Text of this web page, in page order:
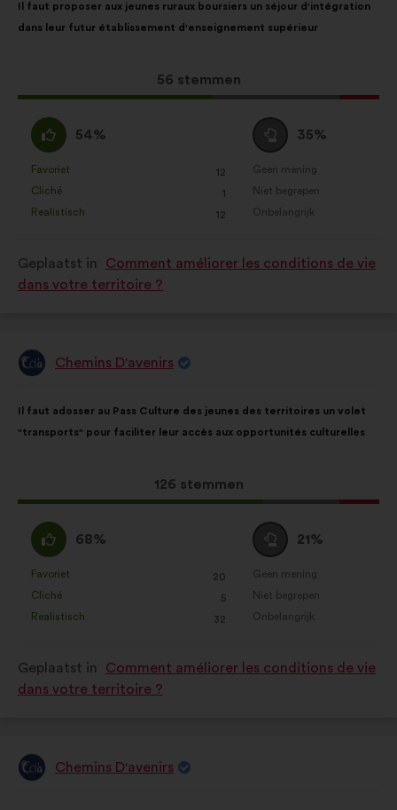
van
het
Il faut proposer aux jeunes ruraux boursiers un séjour d'intégration
dans leur futur établissement d'enseignement supérieur
Dit
voorstel
56 stemmen
de
volgende
Mee
eens
:
54%
als:
Favoriet
: 12
keer
Cliché
: 1
keer
Realistisch
: 12
keer
Neutraal
:
35%
als:
Geen mening
:keer
Niet begrepen
:keer
Onbelangrijk
:keer
Geplaatst in
Comment améliorer les conditions de vie
dans votre territoire ?
VoorstelChemins D'avenirs
van
het
Il faut adosser au Pass Culture des jeunes des territoires un volet
"transports" pour faciliter leur accès aux opportunités culturelles
Dit
voorstel
126 stemmen
de
volgende
Mee
eens
:
68%
als:
Favoriet
: 20
keer
Cliché
: 5
keer
Realistisch
: 32
keer
Neutraal
:
21%
als:
Geen mening
:keer
Niet begrepen
:keer
Onbelangrijk
:keer
Geplaatst in
Comment améliorer les conditions de vie
dans votre territoire ?
VoorstelChemins D'avenirs